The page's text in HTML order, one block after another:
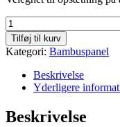
Panel
lys
90x120cm-
restparti
tilbage
antal
Tilføj til kurv
Kategori: Bambuspanel
Beskrivelse
Yderligere
Beskrivelse